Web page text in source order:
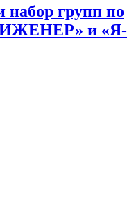
набор групп по
ИЖЕНЕР» и «Я-